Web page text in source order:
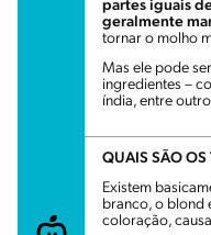
partes iguais
geralmente
tornar o molho
Mas ele pode
ingredientes –
índia, entre
QUAIS SÃO OS
Existem
branco, o blond
coloração,